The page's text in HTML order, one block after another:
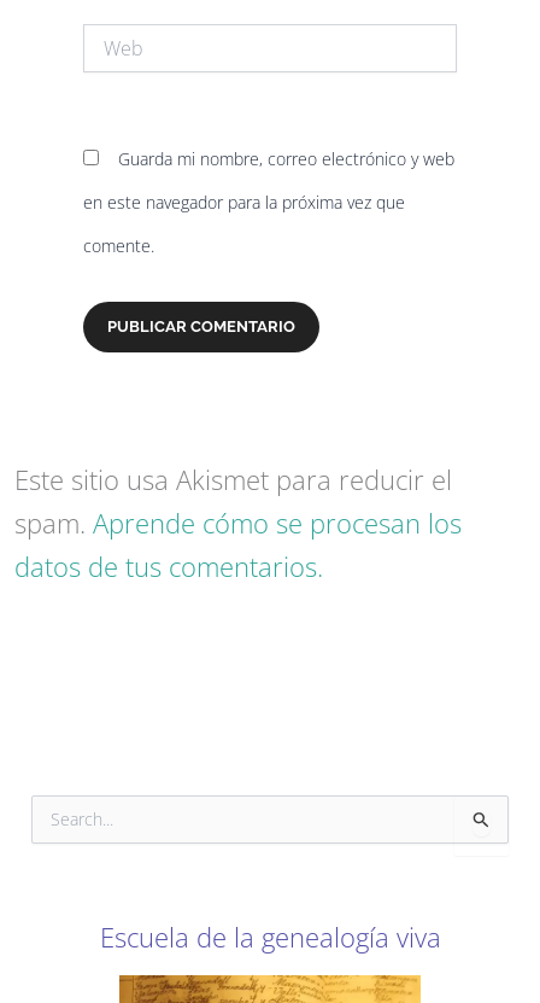
Guarda mi nombre, correo electrónico y web
en este navegador para la próxima vez que
comente.
Este sitio usa Akismet para reducir el
spam.Aprende cómo se procesan los
datos de tus comentarios.
Escuela de la genealogía viva